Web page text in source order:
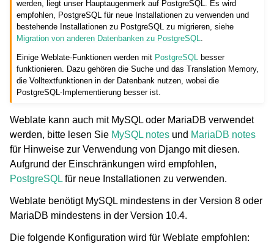
werden, liegt unser Hauptaugenmerk auf PostgreSQL. Es wird
empfohlen, PostgreSQL für neue Installationen zu verwenden und
bestehende Installationen zu PostgreSQL zu migrieren, siehe
Migration von anderen Datenbanken zu PostgreSQL.
Einige Weblate-Funktionen werden mit PostgreSQL besser
funktionieren. Dazu gehören die Suche und das Translation Memory,
die Volltextfunktionen in der Datenbank nutzen, wobei die
PostgreSQL-Implementierung besser ist.
Weblate kann auch mit MySQL oder MariaDB verwendet
werden, bitte lesen Sie MySQL notes und MariaDB notes
für Hinweise zur Verwendung von Django mit diesen.
Aufgrund der Einschränkungen wird empfohlen,
PostgreSQLfür neue Installationen zu verwenden.
Weblate benötigt MySQL mindestens in der Version 8 oder
MariaDB mindestens in der Version 10.4.
Die folgende Konfiguration wird für Weblate empfohlen: